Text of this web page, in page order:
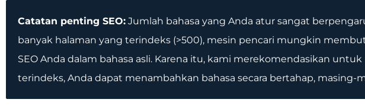
Catatan penting SEO: Jumlah bahasa yang Anda atur sangat
banyak halaman yang terindeks (>500), mesin pencari mungkin
SEO Anda dalam bahasa asli. Karena itu, kami merekomendasikan
terindeks, Anda dapat menambahkan bahasa secara bertahap, masing-